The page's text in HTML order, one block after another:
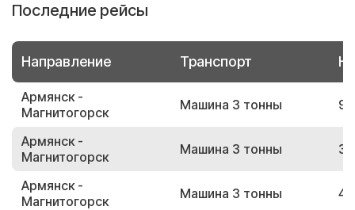
Последние рейсы
Направление Транспорт
Армянск -
Магнитогорск
Машина 3 тонны
Армянск -
Магнитогорск
Машина 3 тонны
Армянск -
Магнитогорск
Машина 3 тонны